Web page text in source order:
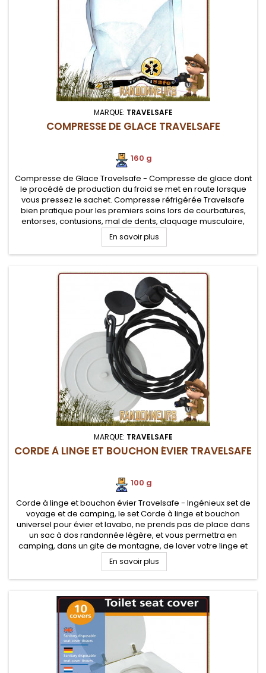
MARQUE: TRAVELSAFE
COMPRESSE DE GLACE TRAVELSAFE
160 g
Compresse de Glace Travelsafe - Compresse de glace dont
le procédé de production du froid se met en route lorsque
vous pressez le sachet. Compresse réfrigérée Travelsafe
bien pratique pour les premiers soins lors de courbatures,
entorses, contusions, mal de dents, claquage musculaire,
migraines.
En savoir plus
MARQUE: TRAVELSAFE
CORDE À LINGE ET BOUCHON ÉVIER TRAVELSAFE
100 g
Corde à linge et bouchon évier Travelsafe - Ingénieux set de
voyage et de camping, le set Corde à linge et bouchon
universel pour évier et lavabo, ne prends pas de place dans
un sac à dos randonnée légère, et vous permettra en
camping, dans un gite de montagne, de laver votre linge et
de l'étendre
En savoir plus